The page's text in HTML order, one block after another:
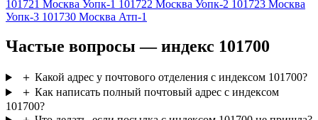
101721 Москва Уопк-1 101722 Москва Уопк-2 101723 Москва
Уопк-3 101730 Москва Атп-1
Частые вопросы — индекс 101700
＋ Какой адрес у почтового отделения с индексом 101700?
＋ Как написать полный почтовый адрес с индексом
101700?